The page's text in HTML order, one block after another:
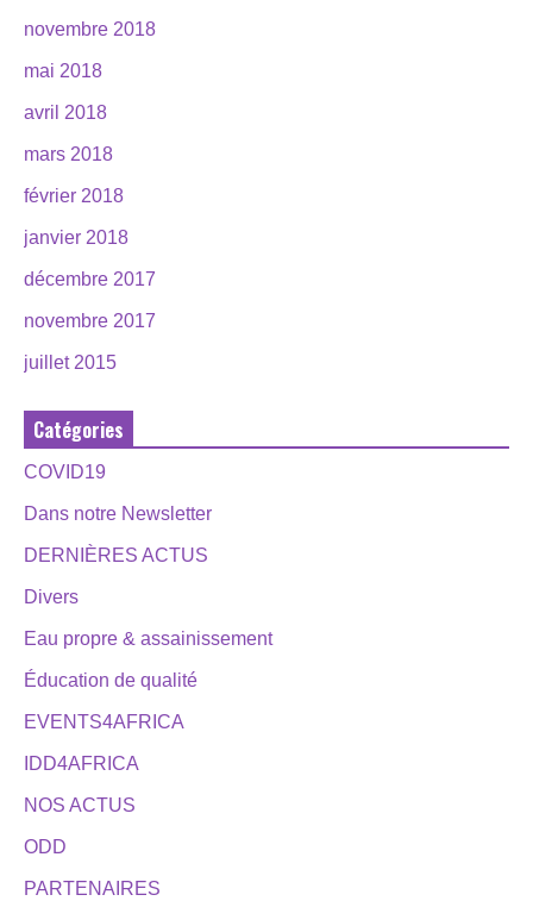
novembre 2018
mai 2018
avril 2018
mars 2018
février 2018
janvier 2018
décembre 2017
novembre 2017
juillet 2015
Catégories
COVID19
Dans notre Newsletter
DERNIÈRES ACTUS
Divers
Eau propre & assainissement
Éducation de qualité
EVENTS4AFRICA
IDD4AFRICA
NOS ACTUS
ODD
PARTENAIRES